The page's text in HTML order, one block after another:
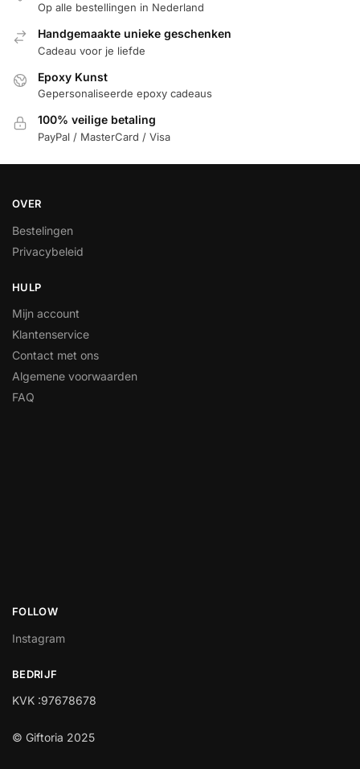
Op alle bestellingen in Nederland
Handgemaakte unieke geschenken
Cadeau voor je liefde
Epoxy Kunst
Gepersonaliseerde epoxy cadeaus
100% veilige betaling
PayPal / MasterCard / Visa
OVER
Bestelingen
Privacybeleid
HULP
Mijn account
Klantenservice
Contact met ons
Algemene voorwaarden
FAQ
FOLLOW
Instagram
BEDRIJF
KVK :97678678
© Giftoria 2025